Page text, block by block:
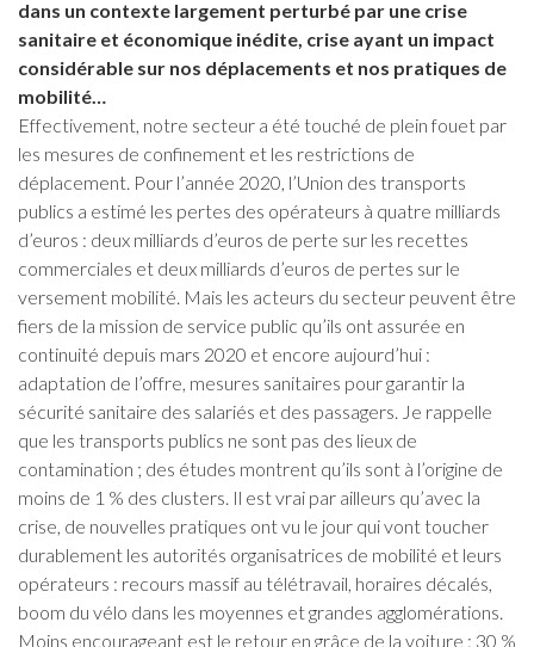
dans un contexte largement perturbé par une crise
sanitaire et économique inédite, crise ayant un impact
considérable sur nos déplacements et nos pratiques de
mobilité…
Effectivement, notre secteur a été touché de plein fouet par
les mesures de confinement et les restrictions de
déplacement. Pour l’année 2020, l’Union des transports
publics a estimé les pertes des opérateurs à quatre milliards
d’euros : deux milliards d’euros de perte sur les recettes
commerciales et deux milliards d’euros de pertes sur le
versement mobilité. Mais les acteurs du secteur peuvent être
fiers de la mission de service public qu’ils ont assurée en
continuité depuis mars 2020 et encore aujourd’hui :
adaptation de l’offre, mesures sanitaires pour garantir la
sécurité sanitaire des salariés et des passagers. Je rappelle
que les transports publics ne sont pas des lieux de
contamination ; des études montrent qu’ils sont à l’origine de
moins de 1 % des clusters. Il est vrai par ailleurs qu’avec la
crise, de nouvelles pratiques ont vu le jour qui vont toucher
durablement les autorités organisatrices de mobilité et leurs
opérateurs : recours massif au télétravail, horaires décalés,
boom du vélo dans les moyennes et grandes agglomérations.
Moins encourageant est le retour en grâce de la voiture : 30 %